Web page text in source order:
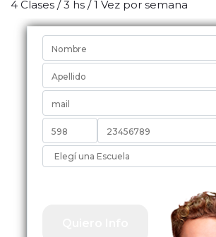
4 Clases / 3 hs / 1 Vez por semana
Quiero Información